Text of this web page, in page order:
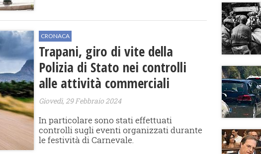
CRONACA
Trapani, giro di vite della
Polizia di Stato nei controlli
alle attività commerciali
Giovedì, 29 Febbraio 2024
In particolare sono stati effettuati
controlli sugli eventi organizzati durante
le festività di Carnevale.